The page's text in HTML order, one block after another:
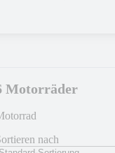
Motorräder
nach